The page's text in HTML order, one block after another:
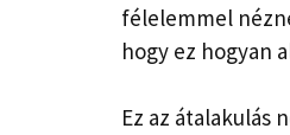
félelemmel
hogy ez hogyan
Ez az átalakulás